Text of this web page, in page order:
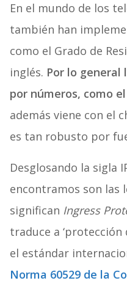
En el mundo de los
también han
como el Grado de
inglés. Por lo general
por números, como
además viene con el
es tan robusto por
Desglosando la sigla
encontramos son las
significan Ingress
traduce a ‘protección
el estándar
Norma 60529 de la